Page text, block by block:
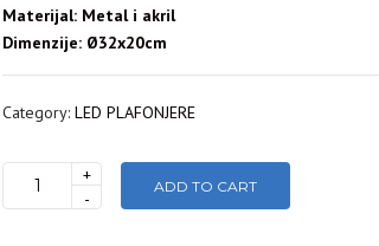
Materijal: Metal i akril
Dimenzije: Ø32x20cm
Category: LED PLAFONJERE
FREYA
+
-
ADD TO CART